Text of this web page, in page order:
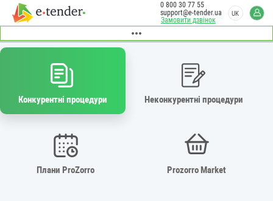
Замовити дзвінок
0 800 30 77 55
support@e-tender.ua
UK
Конкурентні процедури Неконкурентні процедури
Плани ProZorro Prozorro Market